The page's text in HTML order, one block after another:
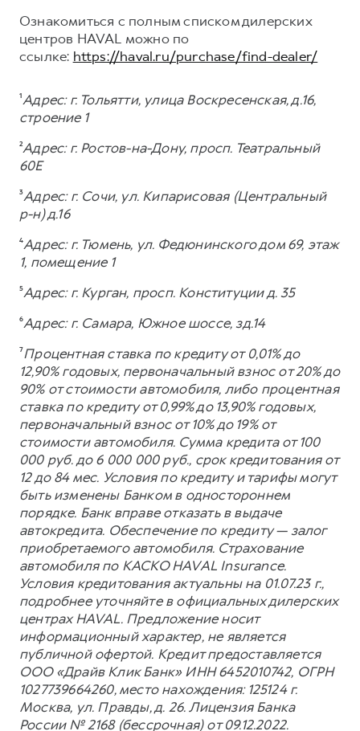
Ознакомиться с полным списком дилерских
центров HAVAL можно по
ссылке: https://haval.ru/purchase/find-dealer/
¹Адрес: г. Тольятти, улица Воскресенская, д.16,
строение 1
²Адрес: г. Ростов-на-Дону, просп. Театральный
60Е
³Адрес: г. Сочи, ул. Кипарисовая (Центральный
р-н) д.16
⁴Адрес: г. Тюмень, ул. Федюнинского дом 69, этаж
1, помещение 1
⁵Адрес: г. Курган, просп. Конституции д. 35
⁶Адрес: г. Самара, Южное шоссе, зд.14
⁷Процентная ставка по кредиту от 0,01% до
12,90% годовых, первоначальный взнос от 20% до
90% от стоимости автомобиля, либо процентная
ставка по кредиту от 0,99% до 13,90% годовых,
первоначальный взнос от 10% до 19% от
стоимости автомобиля. Сумма кредита от 100
000 руб. до 6 000 000 руб., срок кредитования от
12 до 84 мес. Условия по кредиту и тарифы могут
быть изменены Банком в одностороннем
порядке. Банк вправе отказать в выдаче
автокредита. Обеспечение по кредиту — залог
приобретаемого автомобиля. Страхование
автомобиля по КАСКО HAVAL Insurance.
Условия кредитования актуальны на 01.07.23 г.,
подробнее уточняйте в официальных дилерских
центрах HAVAL. Предложение носит
информационный характер, не является
публичной офертой. Кредит предоставляется
ООО «Драйв Клик Банк» ИНН 6452010742, ОГРН
1027739664260, место нахождения: 125124 г.
Москва, ул. Правды, д. 26. Лицензия Банка
России № 2168 (бессрочная) от 09.12.2022.